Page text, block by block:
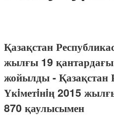
Қазақстан
жылғы 19
жойылды - Қазақстан
Үкiметiнiң 2015
870 қаулысымен